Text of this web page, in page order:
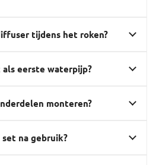
tijdens het roken?
eerste waterpijp?
monteren?
na gebruik?